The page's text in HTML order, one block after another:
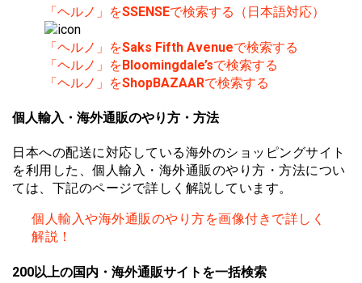
「ヘルノ」をSSENSEで検索する（日本語対応）
「ヘルノ」をSaks Fifth Avenueで検索する
「ヘルノ」をBloomingdale’sで検索する
「ヘルノ」をShopBAZAARで検索する
個人輸入・海外通販のやり方・方法
日本への配送に対応している海外のショッピングサイト
を利用した、個人輸入・海外通販のやり方・方法につい
ては、下記のページで詳しく解説しています。
個人輸入や海外通販のやり方を画像付きで詳しく
解説！
200以上の国内・海外通販サイトを一括検索